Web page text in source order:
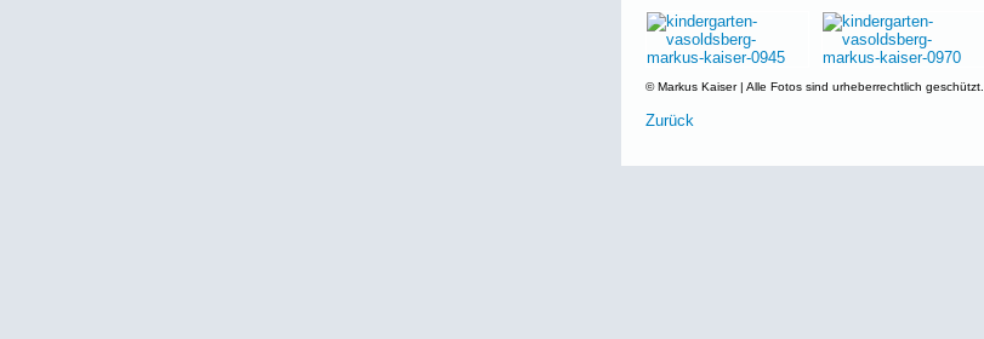
© Markus Kaiser | Alle Fotos sind urheberrechtlich geschützt.
Zurück